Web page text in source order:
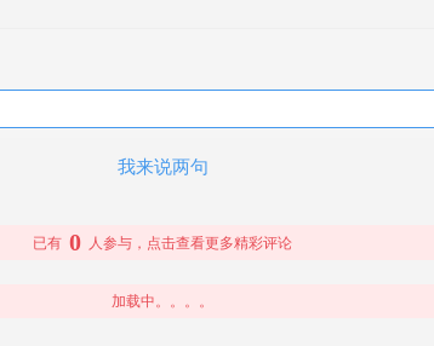
我来说两句
已有 0 人参与，点击查看更多精彩评论
加载中。。。。